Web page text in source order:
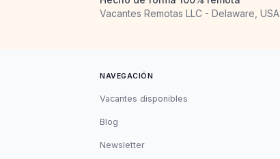
Vacantes Remotas LLC - Delaware, USA
NAVEGACIÓN
Vacantes disponibles
Blog
Newsletter